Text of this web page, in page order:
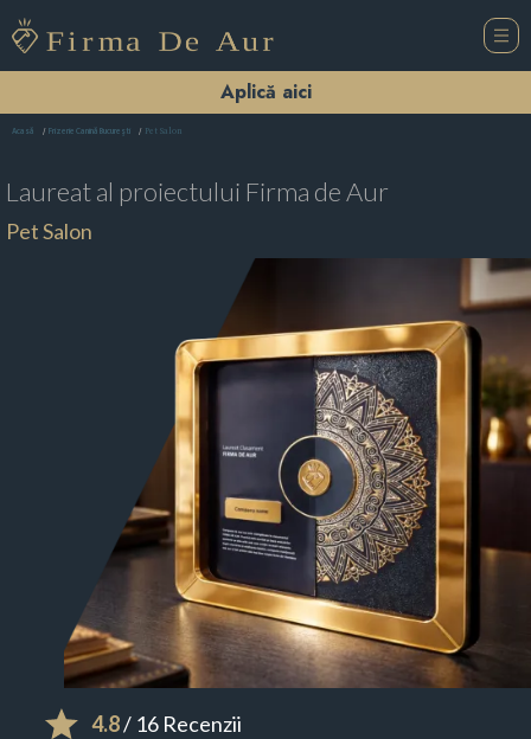
Aplică aici
Acasă Frizerie Canină Bucureşti Pet Salon
Laureat al proiectului Firma de Aur
Pet Salon
4.8/ 16 Recenzii